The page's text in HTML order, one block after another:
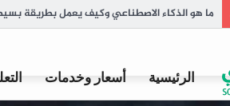
لماذا أصبح تحسين الظهور المحلي ضرورة
الرئيسية أسعار وخدمات